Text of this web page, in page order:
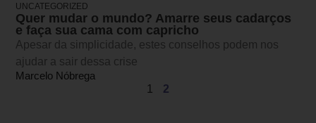
UNCATEGORIZED
Quer mudar o mundo? Amarre seus cadarços
e faça sua cama com capricho
Apesar da simplicidade, estes conselhos podem nos
ajudar a sair dessa crise
Marcelo Nóbrega
1
2